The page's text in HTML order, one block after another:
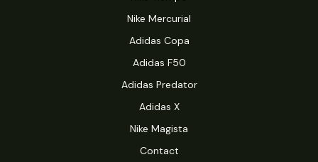
Nike Mercurial
Adidas Copa
Adidas F50
Adidas Predator
Adidas X
Nike Magista
Contact